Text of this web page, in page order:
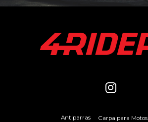
Antiparras Carpa para Motos